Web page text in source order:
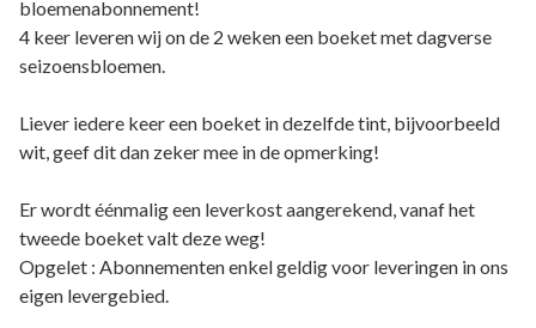
bloemenabonnement!
4 keer leveren wij on de 2 weken een boeket met dagverse
seizoensbloemen.
Liever iedere keer een boeket in dezelfde tint, bijvoorbeeld
wit, geef dit dan zeker mee in de opmerking!
Er wordt éénmalig een leverkost aangerekend, vanaf het
tweede boeket valt deze weg!
Opgelet : Abonnementen enkel geldig voor leveringen in ons
eigen levergebied.